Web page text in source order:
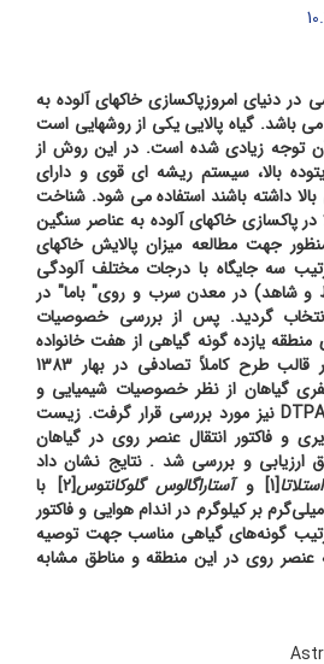
دنیای امروزپاکسازی خاکهای آلوده به
باشد. گیاه پالایی یکی از روشهایی است
توجه زیادی شده است. در این روش از
بالا، سیستم ریشه ای قوی و دارای
داشته باشند استفاده می شود. شناخت
در پاکسازی خاکهای آلوده به عناصر سنگین
جهت مطالعه میزان پالایش خاکهای
سه جایگاه با درجات مختلف آلودگی
و شاهد) در معدن سرب و روی" باما" در
انتخاب گردید. پس از بررسی خصوصیات
یازده گونه گیاهی از هفت خانواده
انتخاب و در سه تکرار در قالب طرح کاملاً تصادفی در بهار 1383
گیاهان از نظر خصوصیات شیمیایی و
فرم عصاره گیری شده با DTPA نیز مورد بررسی قرار گرفت. زیست
و فاکتور انتقال عنصر روی در گیاهان
ارزیابی و بررسی شد . نتایج نشان داد
[1] و آستاراگالوس گلوکانتوس [2] با
انباشتگی 3/293 و 1/ 195 میلی‌گرم بر کیلوگرم در اندام هوایی و فاکتور
5 و 46/6 به ترتیب گونه‌های گیاهی مناسب جهت توصیه
عنصر روی در این منطقه و مناطق مشابه